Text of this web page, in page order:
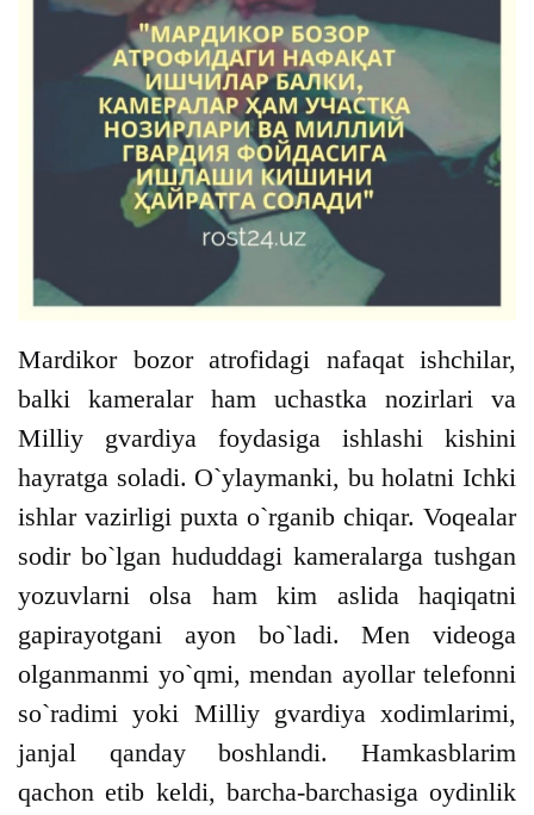
Mardikor bozor atrofidagi nafaqat ishchilar,
balki kameralar ham uchastka nozirlari va
Milliy gvardiya foydasiga ishlashi kishini
hayratga soladi. O`ylaymanki, bu holatni Ichki
ishlar vazirligi puxta o`rganib chiqar. Voqealar
sodir bo`lgan hududdagi kameralarga tushgan
yozuvlarni olsa ham kim aslida haqiqatni
gapirayotgani ayon bo`ladi. Men videoga
olganmanmi yo`qmi, mendan ayollar telefonni
so`radimi yoki Milliy gvardiya xodimlarimi,
janjal qanday boshlandi. Hamkasblarim
qachon etib keldi, barcha-barchasiga oydinlik